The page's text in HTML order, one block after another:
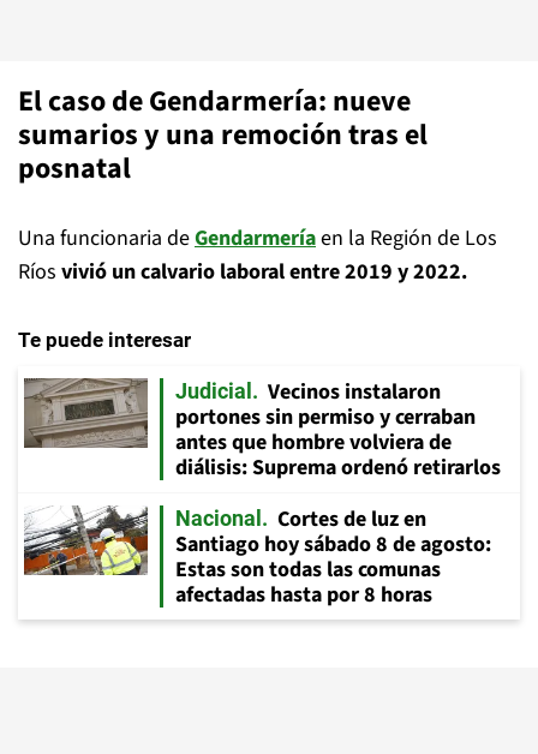
El caso de Gendarmería: nueve
sumarios y una remoción tras el
posnatal
Una funcionaria deGendarmeríaen la Región de Los
Ríos vivió un calvario laboral entre 2019 y 2022.
Te puede interesar
Judicial
Vecinos instalaron
portones sin permiso y cerraban
antes que hombre volviera de
diálisis: Suprema ordenó retirarlos
Nacional
Cortes de luz en
Santiago hoy sábado 8 de agosto:
Estas son todas las comunas
afectadas hasta por 8 horas